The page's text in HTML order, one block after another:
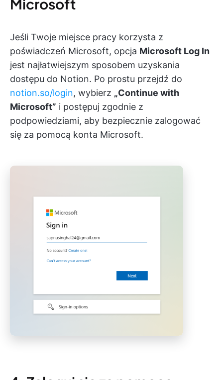
Microsoft
Jeśli Twoje miejsce pracy korzysta z
poświadczeń Microsoft, opcja Microsoft Log In
jest najłatwiejszym sposobem uzyskania
dostępu do Notion. Po prostu przejdź do
notion.so/login, wybierz „Continue with
Microsoft” i postępuj zgodnie z
podpowiedziami, aby bezpiecznie zalogować
się za pomocą konta Microsoft.